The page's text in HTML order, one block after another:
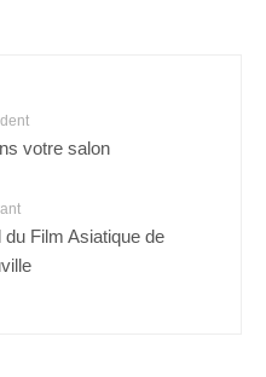
votre salon
Film Asiatique de